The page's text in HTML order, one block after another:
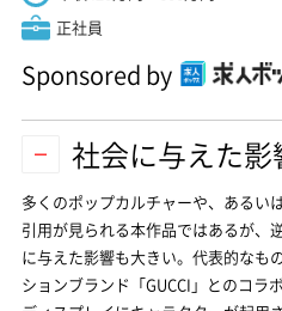
正社員
Sponsored by
社会に与えた影
多くのポップカルチャーや、あるい
引用が見られる本作品ではあるが、
に与えた影響も大きい。代表的なも
ションブランド「GUCCI」とのコラ